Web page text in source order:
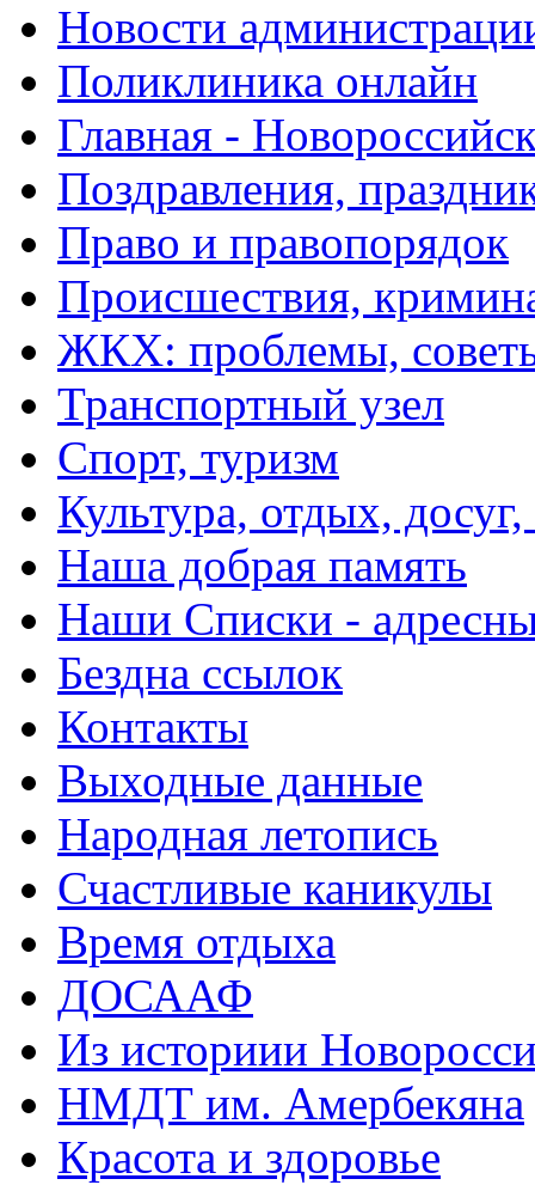
Новости
Поликлиника онлайн
Главная -
Поздравления,
Право и правопорядок
Происшествия,
ЖКХ: проблемы,
Транспортный узел
Спорт, туризм
Культура, отдых,
Наша добрая память
Наши Списки -
Бездна ссылок
Контакты
Выходные данные
Народная летопись
Счастливые каникулы
Время отдыха
ДОСААФ
Из историии
НМДТ им. Амербекяна
Красота и здоровье